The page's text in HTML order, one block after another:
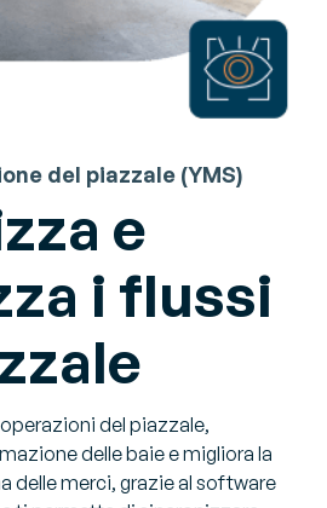
del piazzale (YMS)
e
i flussi
del piazzale,
delle baie e migliora la
delle merci, grazie al software